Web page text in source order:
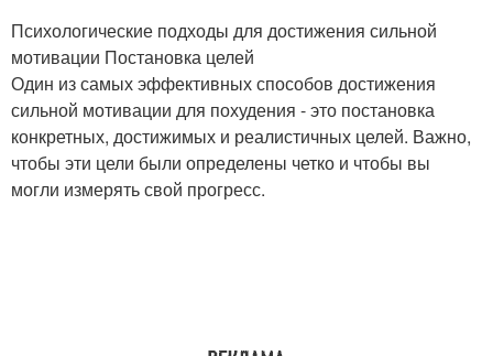
Психологические подходы для достижения сильной
мотивации Постановка целей
Один из самых эффективных способов достижения
сильной мотивации для похудения - это постановка
конкретных, достижимых и реалистичных целей. Важно,
чтобы эти цели были определены четко и чтобы вы
могли измерять свой прогресс.